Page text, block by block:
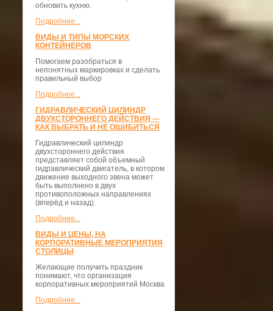
обновить кухню.
Подробнее...
ВИДЫ И ТИПЫ МОРСКИХ
КОНТЕЙНЕРОВ
Помогаем разобраться в
непонятных маркировках и сделать
правильный выбор
Подробнее...
ГИДРАВЛИЧЕСКИЙ ЦИЛИНДР
ДВУХСТОРОННЕГО ДЕЙСТВИЯ —
КАК ВЫБРАТЬ И НЕ ОШИБИТЬСЯ
Гидравлический цилиндр
двухстороннего действия
представляет собой объемный
гидравлический двигатель, в котором
движение выходного звена может
быть выполнено в двух
противоположных направлениях
(вперёд и назад).
Подробнее...
ВИДЫ И ЦЕНЫ, НА
КОРПОРАТИВНЫЕ МЕРОПРИЯТИЯ
СТОЛИЦЫ
Желающие получить праздник
понимают, что организация
корпоративных мероприятий Москва
Подробнее...